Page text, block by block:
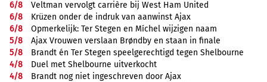
6/8
Veltman vervolgt carrière bij West Ham United
6/8
Krüzen onder de indruk van aanwinst Ajax
6/8
Opmerkelijk: Ter Stegen en Míchel wijzigen naam
5/8
Ajax Vrouwen verslaan Brøndby en staan in finale
5/8
Brandt én Ter Stegen speelgerechtigd tegen Shelbourne
4/8
Duel met Shelbourne uitverkocht
4/8
Brandt nog niet ingeschreven door Ajax